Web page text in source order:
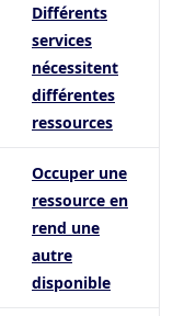
Différents
services
nécessitent
différentes
ressources
Occuper une
ressource en
rend une
autre
disponible